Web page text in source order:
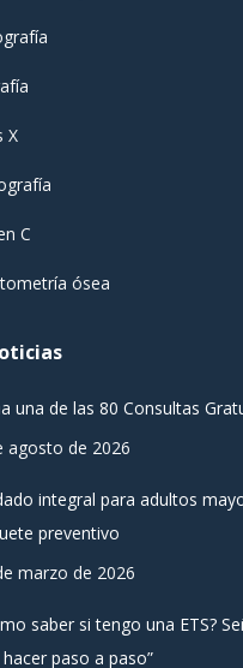
X
C
ósea
una de las 80 Consultas
agosto de 2026
integral para adultos
preventivo
marzo de 2026
saber si tengo una ETS?
paso a paso”